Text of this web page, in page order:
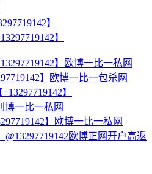
】
】
】欧博一比一私网
】欧博一比一包杀网
】
博一比一私网
】欧博一比一私网
欧博正网开户高返